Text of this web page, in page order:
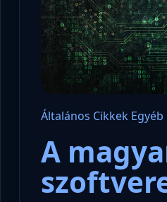
Általános Cikkek Egyéb
A